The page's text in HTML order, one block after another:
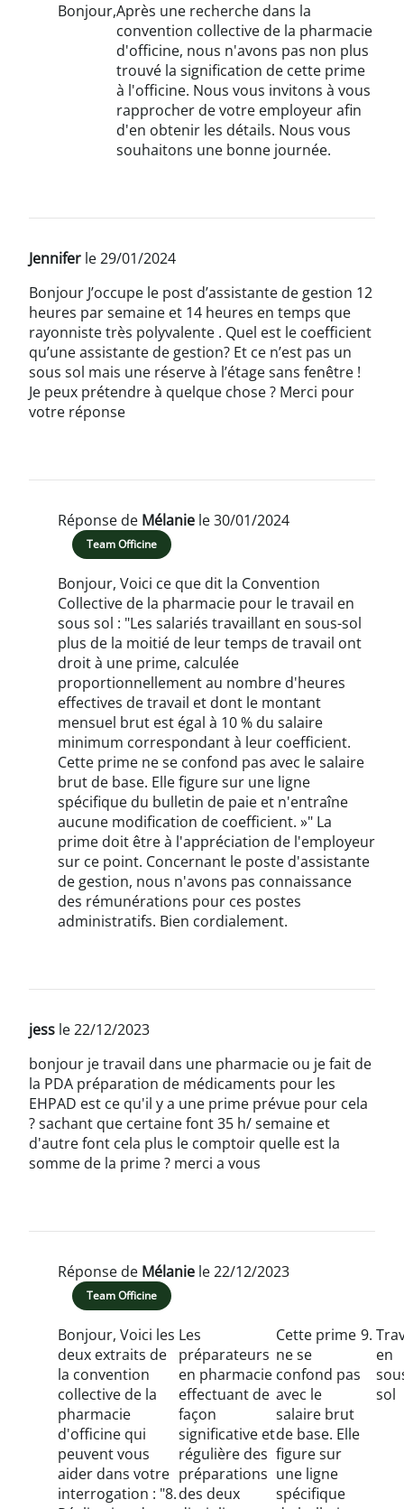
Bonjour,Après une recherche dans la
convention collective de la pharmacie
d'officine, nous n'avons pas non plus
trouvé la signification de cette prime
à l'officine. Nous vous invitons à vous
rapprocher de votre employeur afin
d'en obtenir les détails. Nous vous
souhaitons une bonne journée.
Jennifer le 29/01/2024
Bonjour J’occupe le post d’assistante de gestion 12
heures par semaine et 14 heures en temps que
rayonniste très polyvalente . Quel est le coefficient
qu’une assistante de gestion? Et ce n’est pas un
sous sol mais une réserve à l’étage sans fenêtre !
Je peux prétendre à quelque chose ? Merci pour
votre réponse
Réponse de Mélanie le 30/01/2024
Team Officine
Bonjour, Voici ce que dit la Convention
Collective de la pharmacie pour le travail en
sous sol : "Les salariés travaillant en sous-sol
plus de la moitié de leur temps de travail ont
droit à une prime, calculée
proportionnellement au nombre d'heures
effectives de travail et dont le montant
mensuel brut est égal à 10 % du salaire
minimum correspondant à leur coefficient.
Cette prime ne se confond pas avec le salaire
brut de base. Elle figure sur une ligne
spécifique du bulletin de paie et n'entraîne
aucune modification de coefficient. »" La
prime doit être à l'appréciation de l'employeur
sur ce point. Concernant le poste d'assistante
de gestion, nous n'avons pas connaissance
des rémunérations pour ces postes
administratifs. Bien cordialement.
jess le 22/12/2023
bonjour je travail dans une pharmacie ou je fait de
la PDA préparation de médicaments pour les
EHPAD est ce qu'il y a une prime prévue pour cela
? sachant que certaine font 35 h/ semaine et
d'autre font cela plus le comptoir quelle est la
somme de la prime ? merci a vous
Réponse de Mélanie le 22/12/2023
Team Officine
Bonjour, Voici les
deux extraits de
la convention
collective de la
pharmacie
d'officine qui
peuvent vous
aider dans votre
interrogation : "8.
Les
préparateurs
en pharmacie
effectuant de
façon
significative et
régulière des
préparations
des deux
Cette prime
ne se
confond pas
avec le
salaire brut
de base. Elle
figure sur
une ligne
spécifique
en
sol